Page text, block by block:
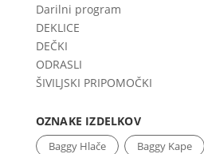
Darilni program
DEKLICE
DEČKI
ODRASLI
ŠIVILJSKI PRIPOMOČKI
OZNAKE IZDELKOV
Baggy Hlače Baggy Kape